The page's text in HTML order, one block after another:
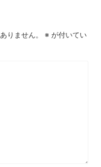
りません。 ※ が付いてい